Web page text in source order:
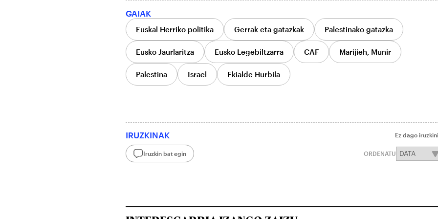
GAIAK
Euskal Herriko politika Gerrak eta gatazkak Palestinako gatazka
Eusko Jaurlaritza Eusko Legebiltzarra CAF Marijieh, Munir
Palestina Israel Ekialde Hurbila
IRUZKINAK Ez dago
Iruzkin bat egin ORDENATU